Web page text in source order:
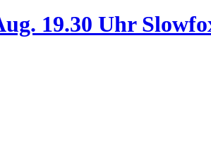
19.30 Uhr